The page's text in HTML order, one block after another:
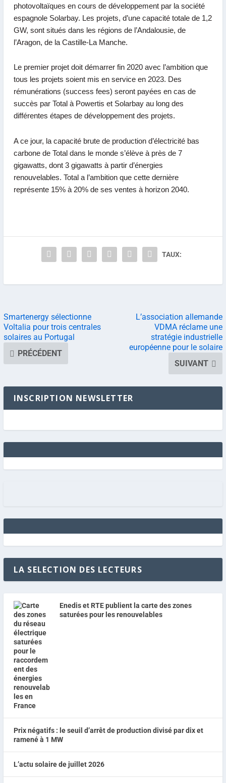
photovoltaïques en cours de développement par la société
espagnole Solarbay. Les projets, d’une capacité totale de 1,2
GW, sont situés dans les régions de l’Andalousie, de
l’Aragon, de la Castille-La Manche.
Le premier projet doit démarrer fin 2020 avec l’ambition que
tous les projets soient mis en service en 2023. Des
rémunérations (success fees) seront payées en cas de
succès par Total à Powertis et Solarbay au long des
différentes étapes de développement des projets.
A ce jour, la capacité brute de production d’électricité bas
carbone de Total dans le monde s’élève à près de 7
gigawatts, dont 3 gigawatts à partir d’énergies
renouvelables. Total a l’ambition que cette dernière
représente 15% à 20% de ses ventes à horizon 2040.
TAUX:
Smartenergy sélectionne
Voltalia pour trois centrales
solaires au Portugal
PRÉCÉDENT
L’association allemande
VDMA réclame une
stratégie industrielle
européenne pour le solaire
SUIVANT
INSCRIPTION NEWSLETTER
LA SELECTION DES LECTEURS
Enedis et RTE publient la carte des zones
saturées pour les renouvelables
Prix négatifs : le seuil d’arrêt de production divisé par dix et
ramené à 1 MW
L’actu solaire de juillet 2026